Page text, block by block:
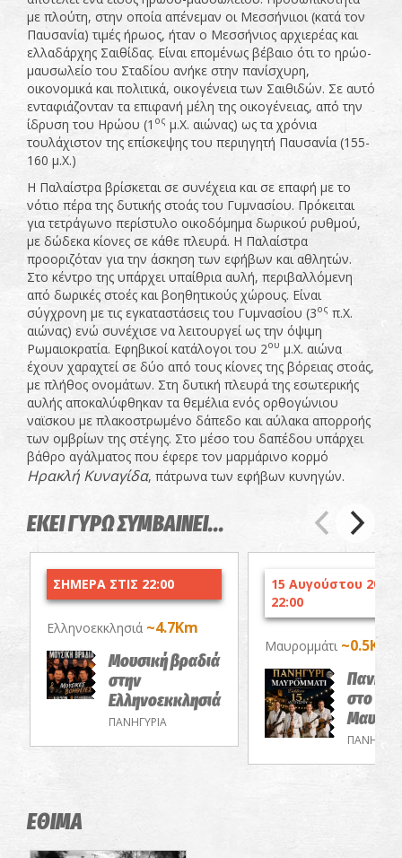
με πλούτη, στην οποία απένεμαν οι Μεσσήνιιοι (κατά τον
Παυσανία) τιμές ήρωος, ήταν ο Μεσσήνιος αρχιερέας και
ελλαδάρχης Σαιθίδας. Είναι επομένως βέβαιο ότι το ηρώο-
μαυσωλείο του Σταδίου ανήκε στην πανίσχυρη,
οικονομικά και πολιτικά, οικογένεια των Σαιθιδών. Σε αυτό
ενταφιάζονταν τα επιφανή μέλη της οικογένειας, από την
ίδρυση του Ηρώου (1 ος μ.Χ. αιώνας) ως τα χρόνια
τουλάχιστον της επίσκεψης του περιηγητή Παυσανία (155-
160 μ.Χ.)
Η Παλαίστρα βρίσκεται σε συνέχεια και σε επαφή με το
νότιο πέρα της δυτικής στοάς του Γυμνασίου. Πρόκειται
για τετράγωνο περίστυλο οικοδόμημα δωρικού ρυθμού,
με δώδεκα κίονες σε κάθε πλευρά. Η Παλαίστρα
προοριζόταν για την άσκηση των εφήβων και αθλητών.
Στο κέντρο της υπάρχει υπαίθρια αυλή, περιβαλλόμενη
από δωρικές στοές και βοηθητικούς χώρους. Είναι
σύγχρονη με τις εγκαταστάσεις του Γυμνασίου (3ος π.Χ.
αιώνας) ενώ συνέχισε να λειτουργεί ως την όψιμη
Ρωμαιοκρατία. Εφηβικοί κατάλογοι του 2ου μ.Χ. αιώνα
έχουν χαραχτεί σε δύο από τους κίονες της βόρειας στοάς,
με πλήθος ονομάτων. Στη δυτική πλευρά της εσωτερικής
αυλής αποκαλύφθηκαν τα θεμέλια ενός ορθογώνιου
ναϊσκου με πλακοστρωμένο δάπεδο και αύλακα απορροής
των ομβρίων της στέγης. Στο μέσο του δαπέδου υπάρχει
βάθρο αγάλματος που έφερε τον μαρμάρινο κορμό
Ηρακλή Κυναγίδα, πάτρωνα των εφήβων κυνηγών.
ΕΚΕΙ ΓΥΡΩ ΣΥΜΒΑΙΝΕΙ...
ΣΗΜΕΡΑ ΣΤΙΣ 22:00
Ελληνοεκκλησιά ~4.7Km
Μουσική βραδιά
στην
Ελληνοεκκλησιά
ΠΑΝΗΓΥΡΙΑ
15 Αυγούστου 2026
22:00
Μαυρομμάτι ~0.5Km
στο
ΕΘΙΜΑ